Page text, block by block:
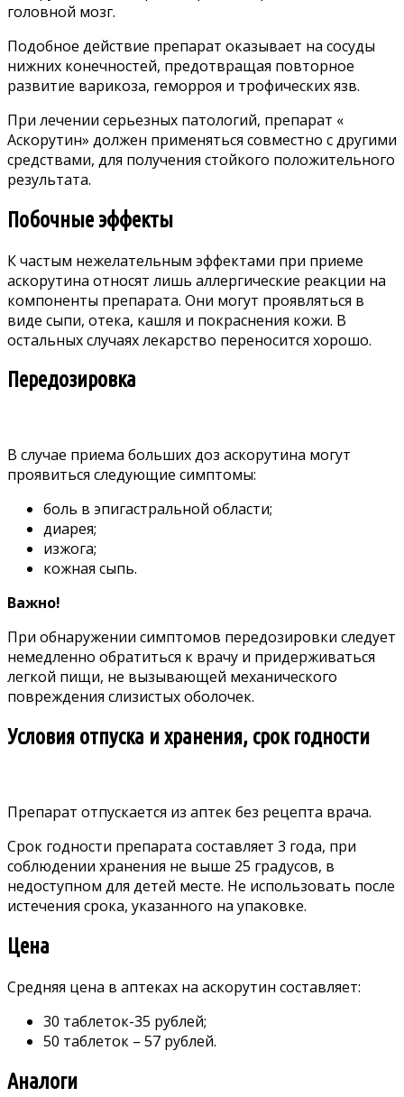
головной мозг.
Подобное действие препарат оказывает на сосуды
нижних конечностей, предотвращая повторное
развитие варикоза, геморроя и трофических язв.
При лечении серьезных патологий, препарат «
Аскорутин» должен применяться совместно с другими
средствами, для получения стойкого положительного
результата.
Побочные эффекты
К частым нежелательным эффектами при приеме
аскорутина относят лишь аллергические реакции на
компоненты препарата. Они могут проявляться в
виде сыпи, отека, кашля и покраснения кожи. В
остальных случаях лекарство переносится хорошо.
Передозировка
В случае приема больших доз аскорутина могут
проявиться следующие симптомы:
боль в эпигастральной области;
диарея;
изжога;
кожная сыпь.
Важно!
При обнаружении симптомов передозировки следует
немедленно обратиться к врачу и придерживаться
легкой пищи, не вызывающей механического
повреждения слизистых оболочек.
Условия отпуска и хранения, срок годности
Препарат отпускается из аптек без рецепта врача.
Срок годности препарата составляет 3 года, при
соблюдении хранения не выше 25 градусов, в
недоступном для детей месте. Не использовать после
истечения срока, указанного на упаковке.
Цена
Средняя цена в аптеках на аскорутин составляет:
30 таблеток-35 рублей;
50 таблеток – 57 рублей.
Аналоги